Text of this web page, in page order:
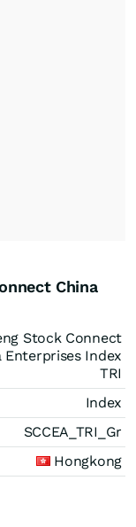
China
Stock Connect
Enterprises Index
TRI
Index
SCCEA_TRI_Gr
Hongkong